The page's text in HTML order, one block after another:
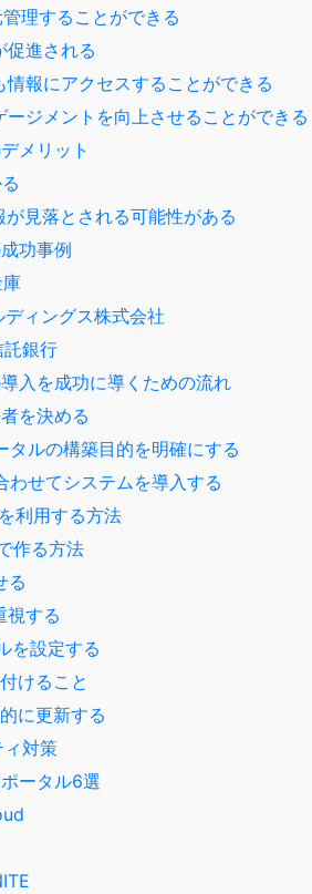
理することができる
促進される
情報にアクセスすることができる
ージメントを向上させることができる
メリット
が見落とされる可能性がある
功事例
ディングス株式会社
銀行
入を成功に導くための流れ
を決める
タルの構築目的を明確にする
わせてシステムを導入する
利用する方法
作る方法
る
視する
を設定する
けること
に更新する
ィ対策
ータル6選